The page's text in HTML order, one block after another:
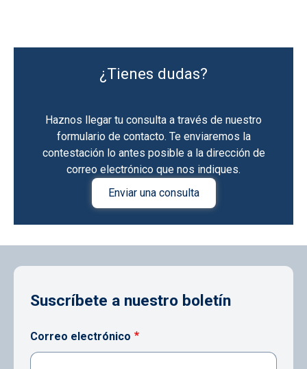
¿Tienes dudas?
Haznos llegar tu consulta a través de nuestro
formulario de contacto. Te enviaremos la
contestación lo antes posible a la dirección de
correo electrónico que nos indiques.
Enviar una consulta
Suscríbete a nuestro boletín
Correo electrónico